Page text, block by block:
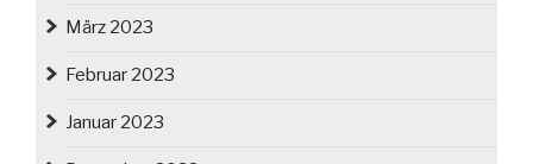
März 2023
Februar 2023
Januar 2023